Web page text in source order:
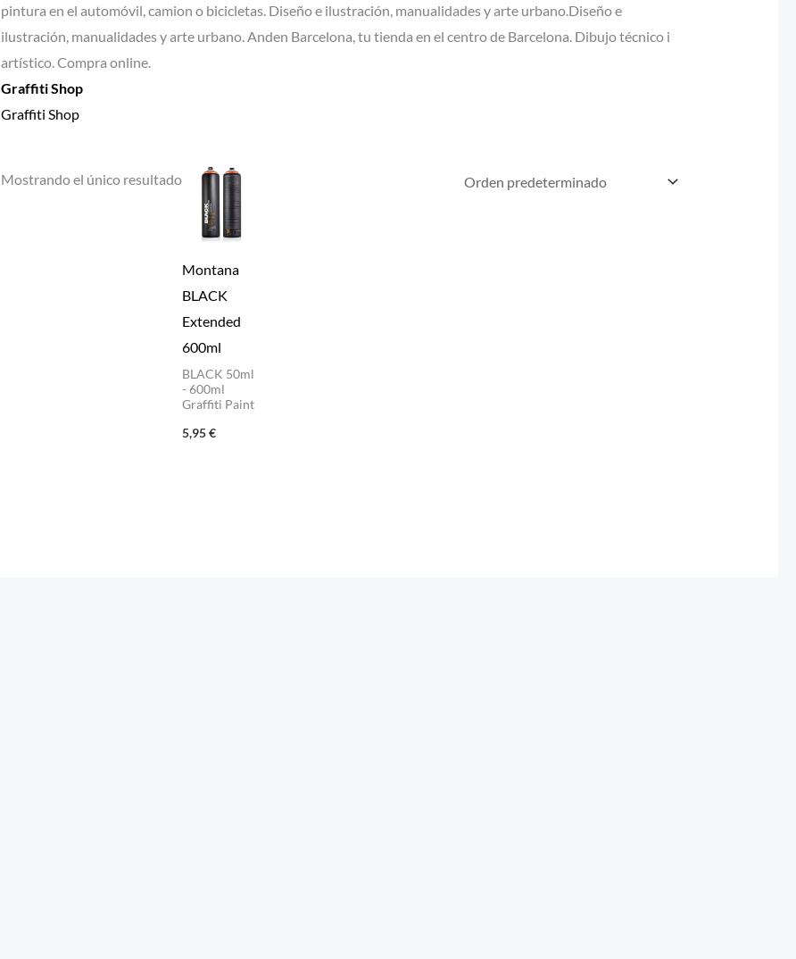
pintura en el automóvil, camion o bicicletas. Diseño e ilustración, manualidades y arte urbano.Diseño e
ilustración, manualidades y arte urbano. Anden Barcelona, tu tienda en el centro de Barcelona. Dibujo técnico i
artístico. Compra online.
Graffiti Shop
Graffiti Shop
Mostrando el único resultado
Montana
BLACK
Extended
600ml
BLACK 50ml
- 600ml
Graffiti Paint
5,95€